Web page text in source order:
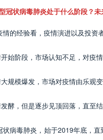
冠状病毒肺炎处于什么阶段？
的经验看，疫情演进以及投资
始阶段，市场认知不足，对疫
规模爆发，市场对疫情由乐观
酵，但是逐步见顶回落，直至
状病毒肺炎，始于2019年底，